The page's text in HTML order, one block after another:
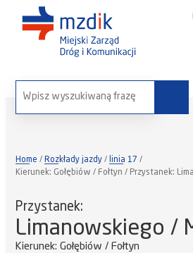
wyszukaj na stronie:
Home Rozkłady jazdy
linia 17
Kierunek: Gołębiów / Fołtyn / Przystanek:
Przystanek:
Limanowskiego /
Kierunek: Gołębiów / Fołtyn